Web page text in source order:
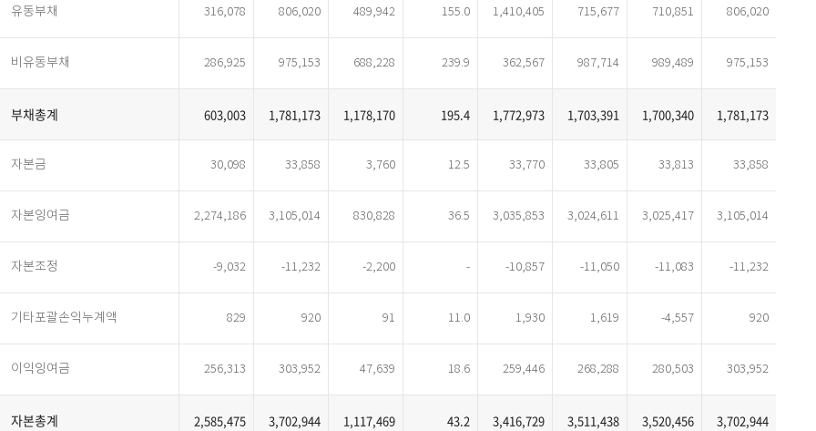
유동부채 316,078 806,020 489,942 155.0 1,410,405 715,677 710,851 806,020
비유동부채 286,925 975,153 688,228 239.9 362,567 987,714 989,489 975,153
부채총계 603,003 1,781,173 1,178,170 195.4 1,772,973 1,703,391 1,700,340 1,781,173
자본금 30,098 33,858 3,760 12.5 33,770 33,805 33,813 33,858
자본잉여금 2,274,186 3,105,014 830,828 36.5 3,035,853 3,024,611 3,025,417 3,105,014
자본조정 -9,032 -11,232 -2,200 - -10,857 -11,050 -11,083 -11,232
기타포괄손익누계액 829 920 91 11.0 1,930 1,619 -4,557 920
이익잉여금 256,313 303,952 47,639 18.6 259,446 268,288 280,503 303,952
자본총계 2,585,475 3,702,944 1,117,469 43.2 3,416,729 3,511,438 3,520,456 3,702,944